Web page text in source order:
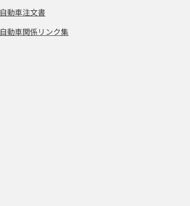
自動車注文書
自動車関係リンク集